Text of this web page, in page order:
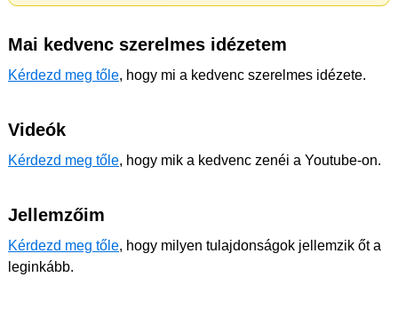
Mai kedvenc szerelmes idézetem
Kérdezd meg tőle, hogy mi a kedvenc szerelmes idézete.
Videók
Kérdezd meg tőle, hogy mik a kedvenc zenéi a Youtube-on.
Jellemzőim
Kérdezd meg tőle, hogy milyen tulajdonságok jellemzik őt a
leginkább.